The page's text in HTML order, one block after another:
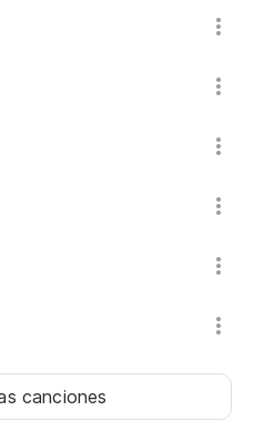
canciones